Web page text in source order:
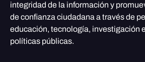
integridad de la información y
de confianza ciudadana a través de
educación, tecnología, investigación
políticas públicas.